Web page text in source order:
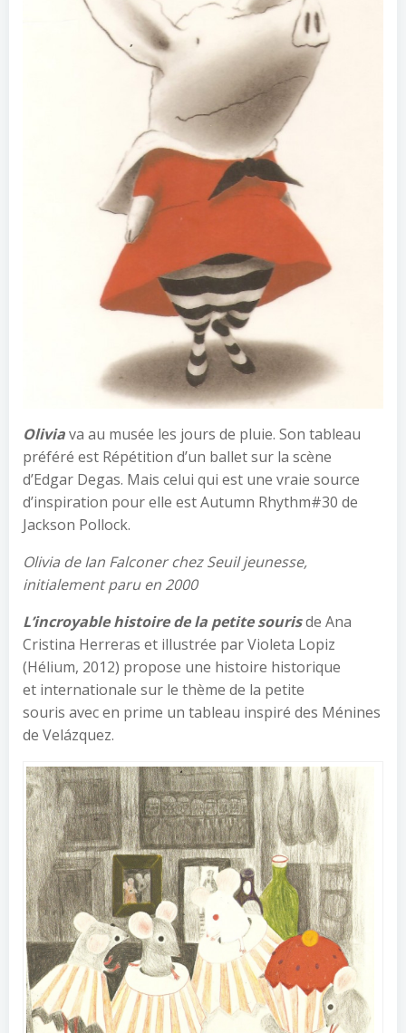
Oliviava au musée les jours de pluie. Son tableau
préféré est Répétition d’un ballet sur la scène
d’Edgar Degas. Mais celui qui est une vraie source
d’inspiration pour elle est Autumn Rhythm#30 de
Jackson Pollock.
Olivia de Ian Falconer chez Seuil jeunesse,
initialement paru en 2000
L’incroyable histoire de la petite sourisde Ana
Cristina Herreras et illustrée par Violeta Lopiz
(Hélium, 2012) propose une histoire historique
et internationale sur le thème de la petite
souris avec en prime un tableau inspiré des Ménines
de Velázquez.